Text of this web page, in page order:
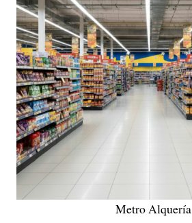
Metro Alquería